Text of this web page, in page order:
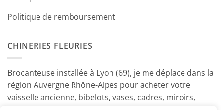
Politique de remboursement
CHINERIES FLEURIES
Brocanteuse installée à Lyon (69), je me déplace dans la
région Auvergne Rhône-Alpes pour acheter votre
vaisselle ancienne, bibelots, vases, cadres, miroirs,